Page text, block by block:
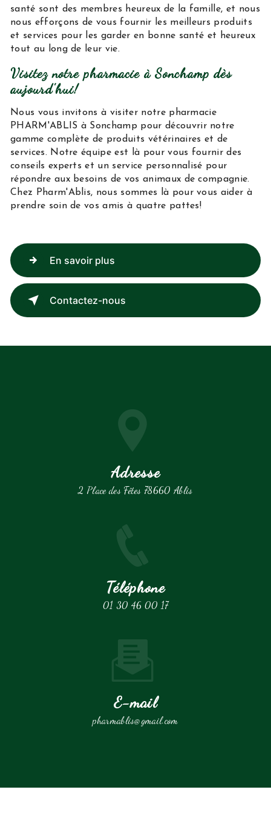
santé sont des membres heureux de la famille, et nous
nous efforçons de vous fournir les meilleurs produits
et services pour les garder en bonne santé et heureux
tout au long de leur vie.
Visitez notre pharmacie à Sonchamp dès
aujourd'hui!
Nous vous invitons à visiter notre pharmacie
PHARM'ABLIS à Sonchamp pour découvrir notre
gamme complète de produits vétérinaires et de
services. Notre équipe est là pour vous fournir des
conseils experts et un service personnalisé pour
répondre aux besoins de vos animaux de compagnie.
Chez Pharm'Ablis, nous sommes là pour vous aider à
prendre soin de vos amis à quatre pattes!
En savoir plus
Contactez-nous
Adresse
2 Place des Fêtes 78660 Ablis
Téléphone
01 30 46 00 17
E-mail
pharmablis@gmail.com